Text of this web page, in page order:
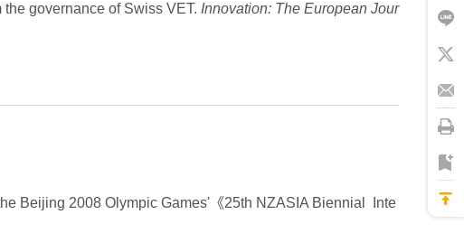
governance of Swiss VET. Innovation: The European Jour
Beijing 2008 Olympic Games'《25th NZASIA Biennial Inte